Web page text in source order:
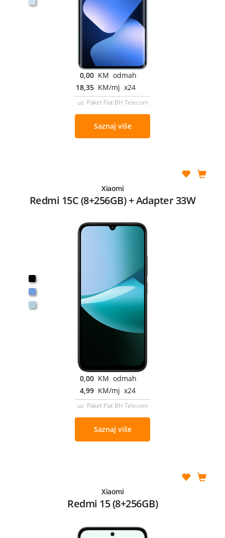
0,00 KM odmah
18,35 KM/mj x24
uz Paket Flat BH Telecom
Saznaj više
Xiaomi
Redmi 15C (8+256GB) + Adapter 33W
0,00 KM odmah
4,99 KM/mj x24
uz Paket Flat BH Telecom
Saznaj više
Xiaomi
Redmi 15 (8+256GB)